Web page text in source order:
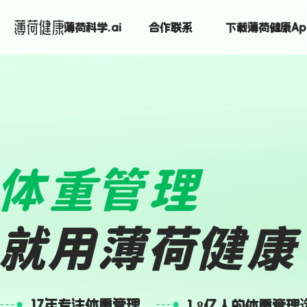
薄荷科学.ai 合作联系 下载薄荷健康